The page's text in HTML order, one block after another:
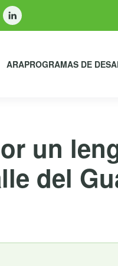
ARAPROGRAMAS DE
un
del